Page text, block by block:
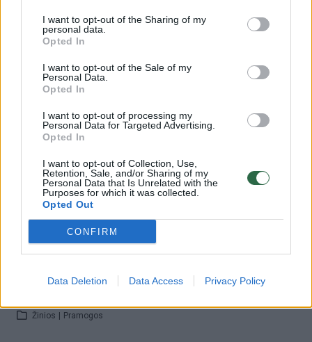
I want to opt-out of the Sharing of my
personal data.
Opted In
I want to opt-out of the Sale of my
Personal Data.
Opted In
I want to opt-out of processing my
Personal Data for Targeted Advertising.
Opted In
I want to opt-out of Collection, Use,
Retention, Sale, and/or Sharing of my
Personal Data that Is Unrelated with the
Purposes for which it was collected.
Opted Out
CONFIRM
Data Deletion Data Access Privacy Policy
Vaizdai iš „Granatos live“ pramogų zonos: pamatykite,
kaip pramogauja festivaliautojai
žvaigždė Robinas Schulzas
Žinios | Pramogos
00:04:50
Festivalio „Granatos live“ dalyviai pasidalijo įspūdžiais:
kai kurie ieško šaltibarščių
Pramogos
„G&G Sindikatas“ sudrebino festivalį „Granatos live“ –
Žinios Pramogos